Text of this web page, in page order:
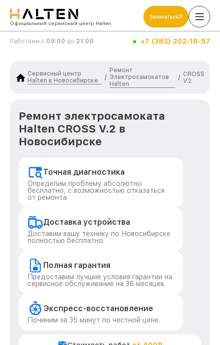
Официальный сервисный центр Halten
Записаться
Работаем с 09:00 до 21:00 +7 (383) 202-18-57
Сервисный центр
Halten в Новосибирске
/
Ремонт
Электросамокатов
Halten
/ CROSS
V.2
Ремонт электросамоката
Halten CROSS V.2 в
Новосибирске
Точная диагностика
Определим проблему абсолютно
бесплатно, с возможностью отказаться
от ремонта.
Доставка устройства
Доставим вашу технику по Новосибирске
полностью бесплатно.
Полная гарантия
Предоставим лучшие условия гарантии на
сервисное обслуживание на 36 месяцев.
Экспресс-восстановление
Починим за 35 минут по честной цене.